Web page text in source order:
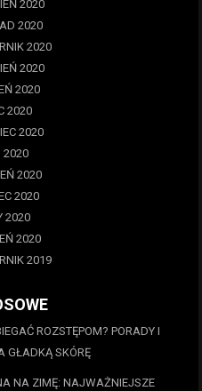
2020
2020
2020
2020
2020
2020
2020
2020
2020
2020
2020
2020
2019
ROZSTĘPOM? PORADY I
GŁADKĄ SKÓRĘ
NA ZIMĘ: NAJWAŻNIEJSZE